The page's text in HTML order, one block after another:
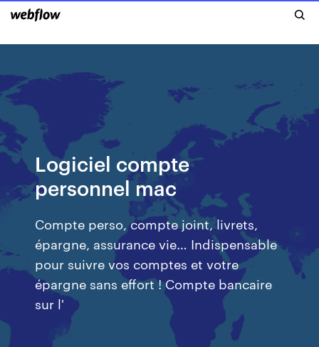
Logiciel compte
personnel mac
Compte perso, compte joint, livrets,
épargne, assurance vie… Indispensable
pour suivre vos comptes et votre
épargne sans effort ! Compte bancaire
sur l'